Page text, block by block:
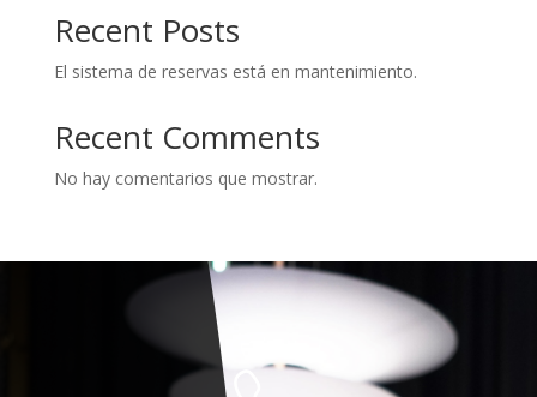
Recent Posts
El sistema de reservas está en mantenimiento.
Recent Comments
No hay comentarios que mostrar.